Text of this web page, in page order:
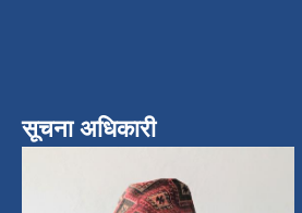
सूचना अधिकारी